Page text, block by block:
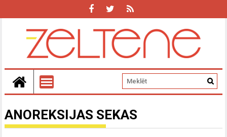
ANOREKSIJAS SEKAS